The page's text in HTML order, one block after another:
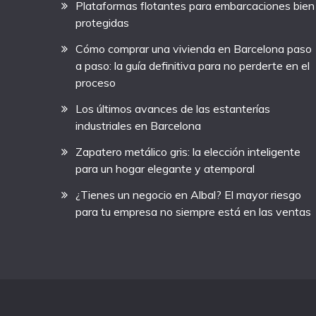
Plataformas flotantes para embarcaciones bien
protegidas
Cómo comprar una vivienda en Barcelona paso
a paso: la guía definitiva para no perderte en el
proceso
Los últimos avances de las estanterías
industriales en Barcelona
Zapatero metálico gris: la elección inteligente
para un hogar elegante y atemporal
¿Tienes un negocio en Albal? El mayor riesgo
para tu empresa no siempre está en las ventas